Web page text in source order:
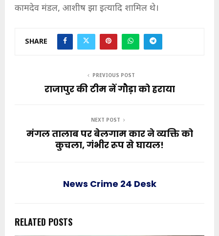
कामदेव मंडल, आशीष झा इत्यादि शामिल थे।
SHARE
PREVIOUS POST
राजापुर की टीम नें गौड़ा को हराया
NEXT POST
मंगल तालाब पर बेलगाम कार ने व्यक्ति को
कुचला, गंभीर रूप से घायल!
News Crime 24 Desk
RELATED POSTS